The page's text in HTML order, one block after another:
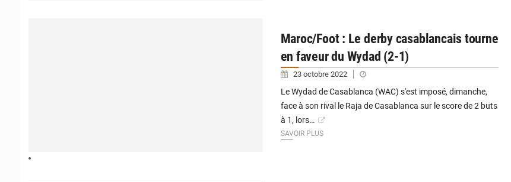
Maroc/Foot : Le derby casablancais tourne
en faveur du Wydad (2-1)
23 octobre 2022
Le Wydad de Casablanca (WAC) s'est imposé, dimanche,
face à son rival le Raja de Casablanca sur le score de 2 buts
à 1, lors…
SAVOIR PLUS